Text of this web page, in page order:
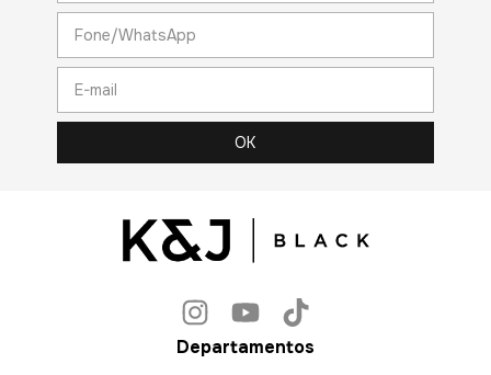
Departamentos